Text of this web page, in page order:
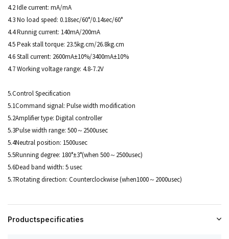
4.2 Idle current: mA/mA
4.3 No load speed: 0.18sec/60°/0.14sec/60°
4.4 Runnig current: 140mA/200mA
4.5 Peak stall torque: 23.5kg.cm/26.8kg.cm
4.6 Stall current: 2600mA±10%/3400mA±10%
4.7 Working voltage range: 4.8-7.2V
5.Control Specification
5.1Command signal: Pulse width modification
5.2Amplifier type: Digital controller
5.3Pulse width range: 500～2500usec
5.4Neutral position: 1500usec
5.5Running degree: 180°±3°(when 500～2500usec)
5.6Dead band width: 5 usec
5.7Rotating direction: Counterclockwise (when1000～2000usec)
Productspecificaties